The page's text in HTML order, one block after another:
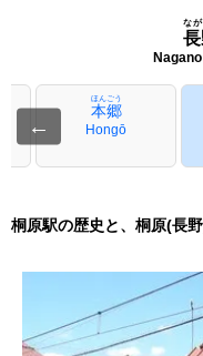
な
←
本郷
ほんごう
Hongō
桐原駅の歴史と、桐原(長